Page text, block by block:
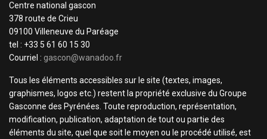
Centre national gascon
378 route de Crieu
09100 Villeneuve du Paréage
tel : +33 5 61 60 15 30
Courriel : gascon@wanadoo.fr
Tous les éléments accessibles sur le site (textes, images,
graphismes, logos etc.) restent la propriété exclusive du Groupe
Gasconne des Pyrénées. Toute reproduction, représentation,
modification, publication, adaptation de tout ou partie des
éléments du site, quel que soit le moyen ou le procédé utilisé, est